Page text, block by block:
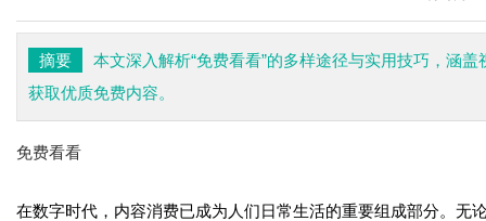
摘要
本文深入解析“免费看看”的多样途径与实用技巧，涵
获取优质免费内容。
免费看看
在数字时代，内容消费已成为人们日常生活的重要组成部分。无